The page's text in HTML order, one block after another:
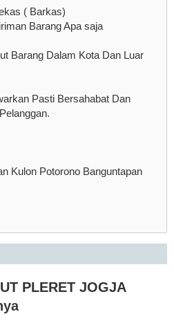
( Barkas)
Barang Apa saja
Barang Dalam Kota Dan Luar
Pasti Bersahabat Dan
Kulon Potorono Banguntapan
PLERET JOGJA